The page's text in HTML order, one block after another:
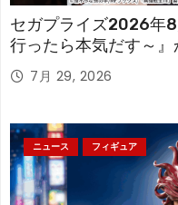
セガプライズ2026年
行ったら本気だす～
アが登場！
7月 29, 2026
ニュース フィギュア